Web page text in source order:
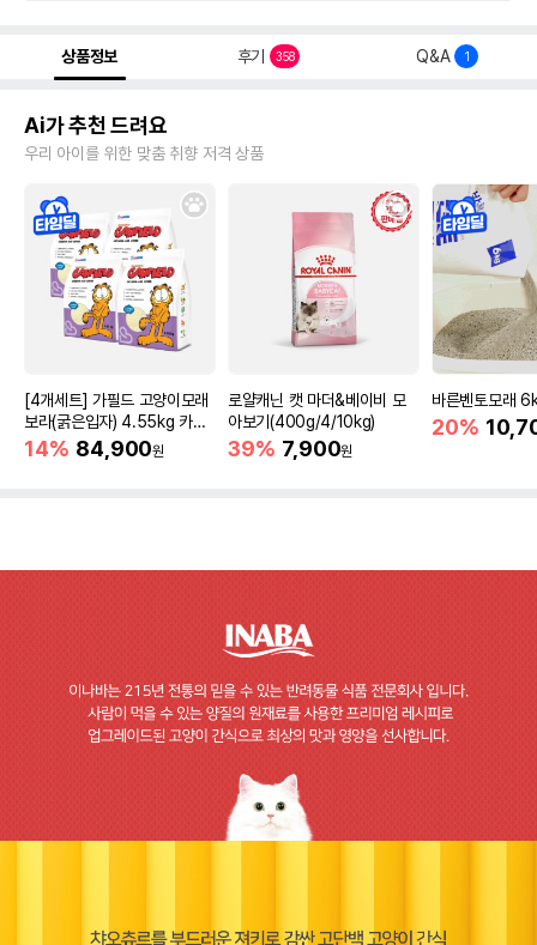
상품정보 후기 358 Q&A 1
Ai가 추천 드려요
우리 아이를 위한 맞춤 취향 저격 상품
[4개세트] 가필드 고양이모래
보라(굵은입자) 4.55kg 카사
바모래
14% 84,900원
로얄캐닌 캣 마더&베이비 모
아보기(400g/4/10kg)
39% 7,900원
바른벤토모래
20%